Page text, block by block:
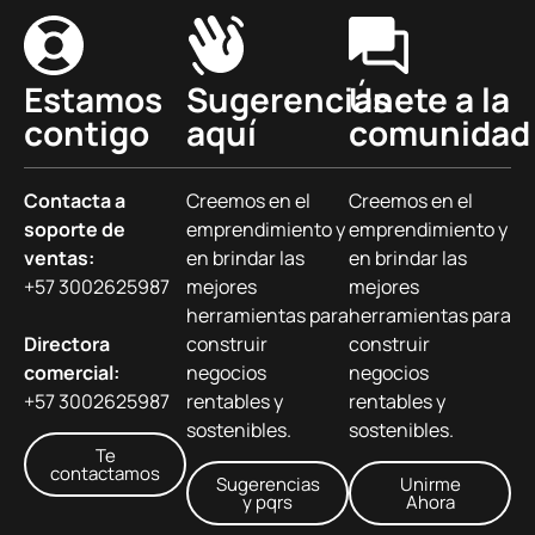
Estamos
contigo
Contacta a
soporte de
ventas:
+57 3002625987
Directora
comercial:
+57 3002625987
Te
contactamos
Sugerencias
aquí
Creemos en el
emprendimiento y
en brindar las
mejores
herramientas para
construir
negocios
rentables y
sostenibles.
Sugerencias
y pqrs
Únete a la
comunidad
Creemos en el
emprendimiento y
en brindar las
mejores
herramientas para
construir
negocios
rentables y
sostenibles.
Unirme
Ahora